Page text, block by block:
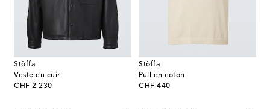
Stòffa
Veste en cuir
CHF 2 230
original price
Stòffa
Pull en coton
CHF 440
original price